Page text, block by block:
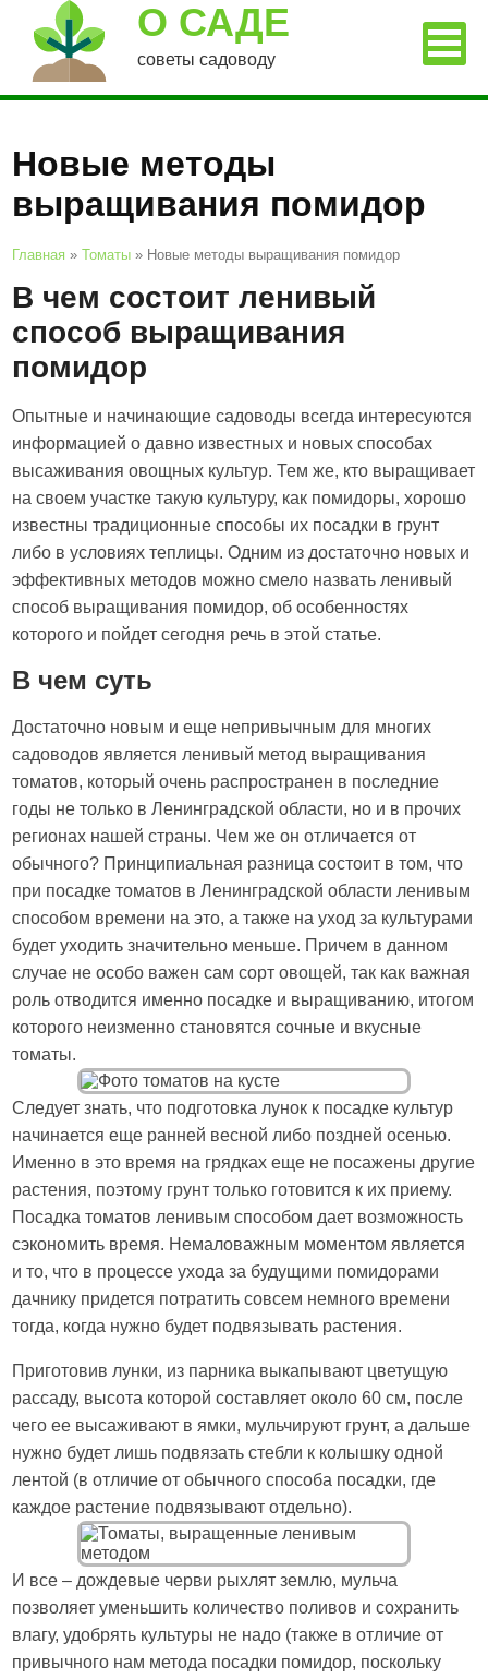
О САДЕ
советы садоводу
Новые методы
выращивания помидор
Главная »Томаты » Новые методы выращивания помидор
В чем состоит ленивый
способ выращивания
помидор
Опытные и начинающие садоводы всегда интересуются
информацией о давно известных и новых способах
высаживания овощных культур. Тем же, кто выращивает
на своем участке такую культуру, как помидоры, хорошо
известны традиционные способы их посадки в грунт
либо в условиях теплицы. Одним из достаточно новых и
эффективных методов можно смело назвать ленивый
способ выращивания помидор, об особенностях
которого и пойдет сегодня речь в этой статье.
В чем суть
Достаточно новым и еще непривычным для многих
садоводов является ленивый метод выращивания
томатов, который очень распространен в последние
годы не только в Ленинградской области, но и в прочих
регионах нашей страны. Чем же он отличается от
обычного? Принципиальная разница состоит в том, что
при посадке томатов в Ленинградской области ленивым
способом времени на это, а также на уход за культурами
будет уходить значительно меньше. Причем в данном
случае не особо важен сам сорт овощей, так как важная
роль отводится именно посадке и выращиванию, итогом
которого неизменно становятся сочные и вкусные
томаты.
Следует знать, что подготовка лунок к посадке культур
начинается еще ранней весной либо поздней осенью.
Именно в это время на грядках еще не посажены другие
растения, поэтому грунт только готовится к их приему.
Посадка томатов ленивым способом дает возможность
сэкономить время. Немаловажным моментом является
и то, что в процессе ухода за будущими помидорами
дачнику придется потратить совсем немного времени
тогда, когда нужно будет подвязывать растения.
Приготовив лунки, из парника выкапывают цветущую
рассаду, высота которой составляет около 60 см, после
чего ее высаживают в ямки, мульчируют грунт, а дальше
нужно будет лишь подвязать стебли к колышку одной
лентой (в отличие от обычного способа посадки, где
каждое растение подвязывают отдельно).
И все – дождевые черви рыхлят землю, мульча
позволяет уменьшить количество поливов и сохранить
влагу, удобрять культуры не надо (также в отличие от
привычного нам метода посадки помидор, поскольку